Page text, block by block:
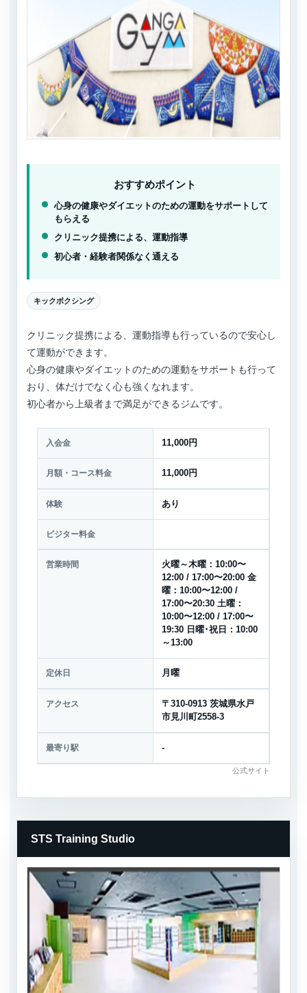
おすすめポイント
心身の健康やダイエットのための運動をサポートして
もらえる
クリニック提携による、運動指導
初心者・経験者関係なく通える
キックボクシング
クリニック提携による、運動指導も行っているので安心し
て運動ができます。
心身の健康やダイエットのための運動をサポートも行って
おり、体だけでなく心も強くなれます。
初心者から上級者まで満足ができるジムです。
入会金 11,000円
月額・コース料金 11,000円
体験 あり
ビジター料金
営業時間
火曜～木曜：10:00〜
12:00 / 17:00〜20:00 金
曜：10:00〜12:00 /
17:00〜20:30 土曜：
10:00〜12:00 / 17:00〜
19:30 日曜･祝日：10:00
～13:00
定休日 月曜
アクセス
〒310-0913 茨城県水戸
市見川町2558-3
最寄り駅 -
公式サイト
STS Training Studio